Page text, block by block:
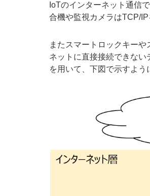
IoTのインターネット通信
合機や監視カメラはTCP/
またスマートロックキー
ネットに直接接続できな
を用いて、下図で示すよう